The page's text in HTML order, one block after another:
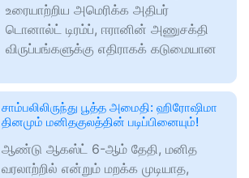
உரையாற்றிய அமெரிக்க அதிபர்
டொனால்ட் டிரம்ப், ஈரானின் அணுசக்தி
விருப்பங்களுக்கு எதிராகக் கடுமையான
சாம்பலிலிருந்து பூத்த அமைதி: ஹிரோஷிமா
தினமும் மனிதகுலத்தின் படிப்பினையும்!
ஆண்டு ஆகஸ்ட் 6-ஆம் தேதி, மனித
வரலாற்றில் என்றும் மறக்க முடியாத,